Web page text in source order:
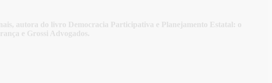
autora do livro Democracia Participativa e Planejamento Estatal: o
e Grossi Advogados.